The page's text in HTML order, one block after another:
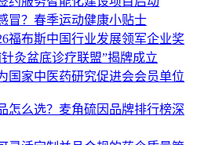
冒？春季运动健康小贴士
福布斯中国行业发展领军企业奖
灸盆底诊疗联盟”揭牌成立
国家中医药研究促进会会员单位
怎么选？麦角硫因品牌排行榜深